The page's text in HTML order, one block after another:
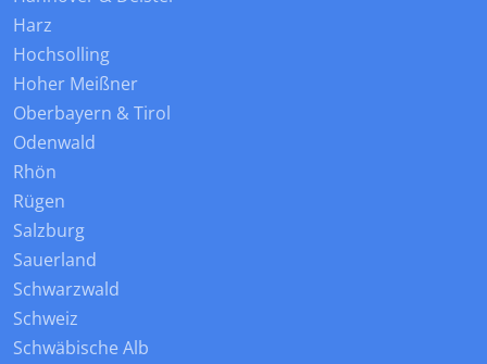
Harz
Hochsolling
Hoher Meißner
Oberbayern & Tirol
Odenwald
Rhön
Rügen
Salzburg
Sauerland
Schwarzwald
Schweiz
Schwäbische Alb